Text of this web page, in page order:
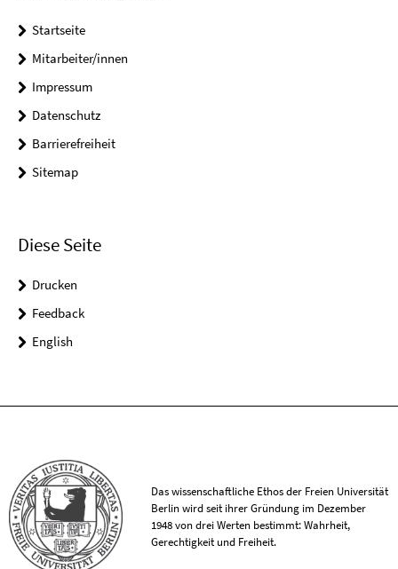
Startseite
Mitarbeiter/innen
Impressum
Datenschutz
Barrierefreiheit
Sitemap
Diese Seite
Drucken
Feedback
English
Das wissenschaftliche Ethos der Freien Universität
Berlin wird seit ihrer Gründung im Dezember
1948 von drei Werten bestimmt: Wahrheit,
Gerechtigkeit und Freiheit.